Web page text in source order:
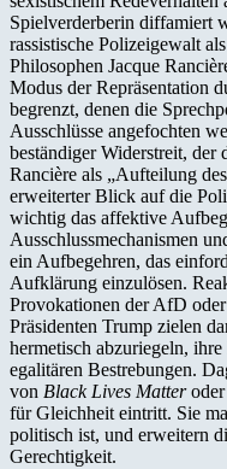
Spielverderberin diffamiert
rassistische Polizeigewalt
Philosophen Jacque
Modus der Repräsentation
begrenzt, denen die
Ausschlüsse angefochten
beständiger Widerstreit, der
Rancière als „Aufteilung
erweiterter Blick auf die
wichtig das affektive
Ausschlussmechanismen
ein Aufbegehren, das
Aufklärung einzulösen.
Provokationen der AfD
Präsidenten Trump zielen
hermetisch abzuriegeln,
egalitären Bestrebungen.
von Black Lives Matteroder
für Gleichheit eintritt. Sie
politisch ist, und erweitern
Gerechtigkeit.